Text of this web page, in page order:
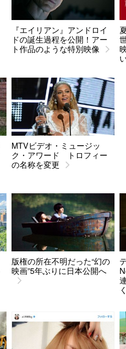
『エイリアン』アンドロイ
ドの誕生過程を公開！アー
ト作品のような特別映像
MTVビデオ・ミュージッ
ク・アワード トロフィー
の名称を変更
版権の所在不明だった“幻の
映画”5年ぶりに日本公開へ